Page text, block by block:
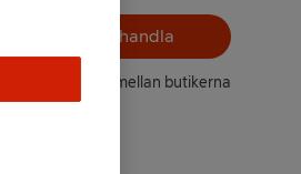
Välj butik och handla
kan variera mellan butikerna